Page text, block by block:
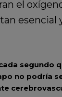
el
esencial
segundo
no podría